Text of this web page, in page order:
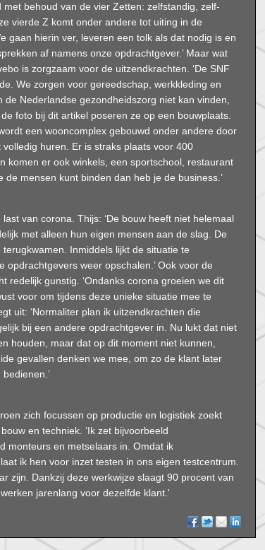
behoud van de vier Zetten: zelfstandig, zelf-
vierde Z komt onder andere tot uiting in de
gaan hierin ver, leveren een tolk als dat nodig is en
af namens onze opdrachtgever.’ Maar wat
is zorgzaam voor de uitzendkrachten. ‘De SNF
We zorgen voor gereedschap, werkkleding en
Nederlandse gezondheidszorg niet kan vinden,
foto bij dit artikel poseren ze op een bouwplaats.
een wooncomplex gebouwd onder andere door
huren. Er is straks plaats voor 400
komen er ook winkels, een sportschool, restaurant
mensen kunt binden dan heb je de business.’
van corona. Thijs: ‘De bouw heeft niet helemaal
met alleen hun eigen mensen aan de slag. De
Inmiddels lijkt de situatie te
weer opschalen.’ Ook voor de
redelijk gunstig. ‘Ondanks corona groeien we dit
voor om tijdens deze unieke situatie mee te
uit: ‘Normaliter plan ik uitzendkrachten die
bij een andere opdrachtgever in. Nu lukt dat niet
houden, maar dat op dit moment niet kunnen,
gevallen denken we mee, om zo de klant later
zich focussen op productie en logistiek zoekt
en techniek. ‘Ik zet bijvoorbeeld
monteurs en metselaars in. Omdat ik
ik hen voor inzet testen in ons eigen testcentrum.
zijn. Dankzij deze werkwijze slaagt 90 procent van
jarenlang voor dezelfde klant.'